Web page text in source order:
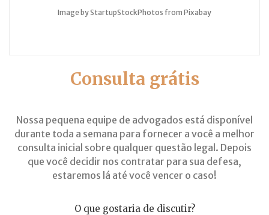
Image by StartupStockPhotos from Pixabay
Consulta grátis
Nossa pequena equipe de advogados está disponível
durante toda a semana para fornecer a você a melhor
consulta inicial sobre qualquer questão legal. Depois
que você decidir nos contratar para sua defesa,
estaremos lá até você vencer o caso!
O que gostaria de discutir?